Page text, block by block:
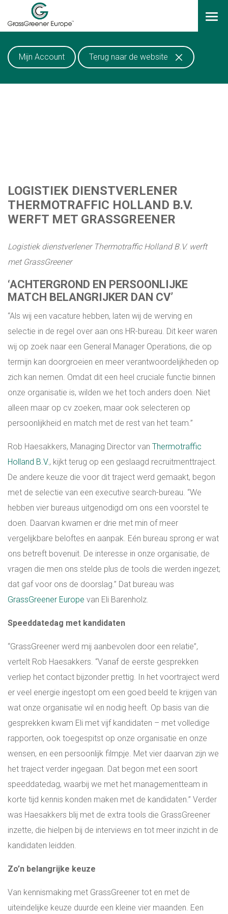
LOGIN
HOME
VACATURES ZOEKEN
JOB AGENTS
OVER ONS
REFERENTIES
DOWNLOAD BROCHURE
WHITEPAPERS
CONTACT
Mijn Account Terug naar de website
LOGISTIEK DIENSTVERLENER
THERMOTRAFFIC HOLLAND B.V.
WERFT MET GRASSGREENER
Logistiek dienstverlener Thermotraffic Holland B.V. werft
met GrassGreener
‘ACHTERGROND EN PERSOONLIJKE
MATCH BELANGRIJKER DAN CV’
“Als wij een vacature hebben, laten wij de werving en
selectie in de regel over aan ons HR-bureau. Dit keer waren
wij op zoek naar een General Manager Operations, die op
termijn kan doorgroeien en meer verantwoordelijkheden op
zich kan nemen. Omdat dit een heel cruciale functie binnen
onze organisatie is, wilden we het toch anders doen. Niet
alleen maar op cv zoeken, maar ook selecteren op
persoonlijkheid en match met de rest van het team.”
Rob Haesakkers, Managing Director van Thermotraffic
Holland B.V., kijkt terug op een geslaagd recruitmenttraject.
De andere keuze die voor dit traject werd gemaakt, begon
met de selectie van een executive search-bureau. “We
hebben vier bureaus uitgenodigd om ons een voorstel te
doen. Daarvan kwamen er drie met min of meer
vergelijkbare beloftes en aanpak. Eén bureau sprong er wat
ons betreft bovenuit. De interesse in onze organisatie, de
vragen die men ons stelde plus de tools die werden ingezet;
dat gaf voor ons de doorslag.” Dat bureau was
GrassGreener Europe van Eli Barenholz.
Speeddatedag met kandidaten
“GrassGreener werd mij aanbevolen door een relatie”,
vertelt Rob Haesakkers. “Vanaf de eerste gesprekken
verliep het contact bijzonder prettig. In het voortraject werd
er veel energie ingestopt om een goed beeld te krijgen van
wat onze organisatie wil en nodig heeft. Op basis van die
gesprekken kwam Eli met vijf kandidaten – met volledige
rapporten, ook toegespitst op onze organisatie en onze
wensen, en een persoonlijk filmpje. Met vier daarvan zijn we
het traject verder ingegaan. Dat begon met een soort
speeddatedag, waarbij we met het managementteam in
korte tijd kennis konden maken met de kandidaten.” Verder
was Haesakkers blij met de extra tools die GrassGreener
inzette, die hielpen bij de interviews en tot meer inzicht in de
kandidaten leidden.
Zo’n belangrijke keuze
Van kennismaking met GrassGreener tot en met de
uiteindelijke keuze duurde een kleine vier maanden. Een